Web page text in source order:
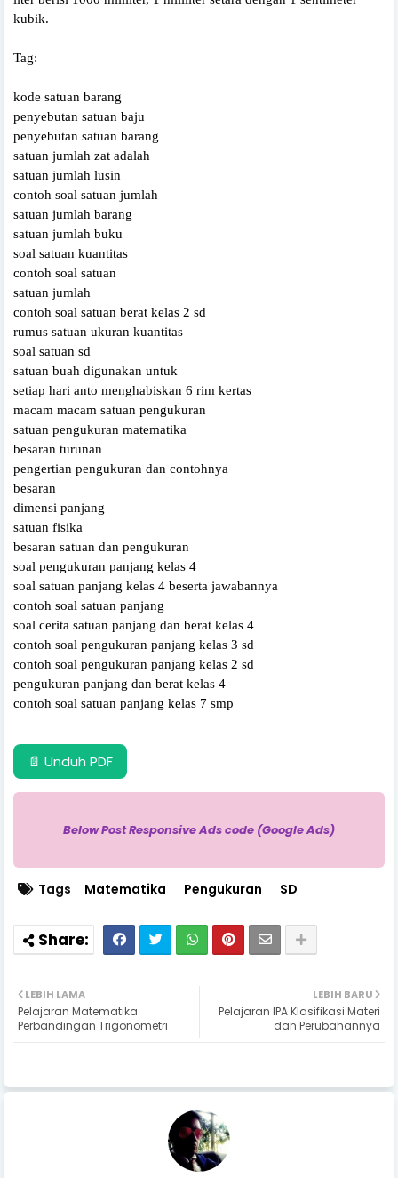
kubik.
Tag:
kode satuan barang
penyebutan satuan baju
penyebutan satuan barang
satuan jumlah zat adalah
satuan jumlah lusin
contoh soal satuan jumlah
satuan jumlah barang
satuan jumlah buku
soal satuan kuantitas
contoh soal satuan
satuan jumlah
contoh soal satuan berat kelas 2 sd
rumus satuan ukuran kuantitas
soal satuan sd
satuan buah digunakan untuk
setiap hari anto menghabiskan 6 rim kertas
macam macam satuan pengukuran
satuan pengukuran matematika
besaran turunan
pengertian pengukuran dan contohnya
besaran
dimensi panjang
satuan fisika
besaran satuan dan pengukuran
soal pengukuran panjang kelas 4
soal satuan panjang kelas 4 beserta jawabannya
contoh soal satuan panjang
soal cerita satuan panjang dan berat kelas 4
contoh soal pengukuran panjang kelas 3 sd
contoh soal pengukuran panjang kelas 2 sd
pengukuran panjang dan berat kelas 4
contoh soal satuan panjang kelas 7 smp
📄 Unduh PDF
Below Post Responsive Ads code (Google Ads)
Tags Matematika Pengukuran SD
LEBIH BARU
Pelajaran IPA Klasifikasi Materi
dan Perubahannya
LEBIH LAMA
Pelajaran Matematika
Perbandingan Trigonometri